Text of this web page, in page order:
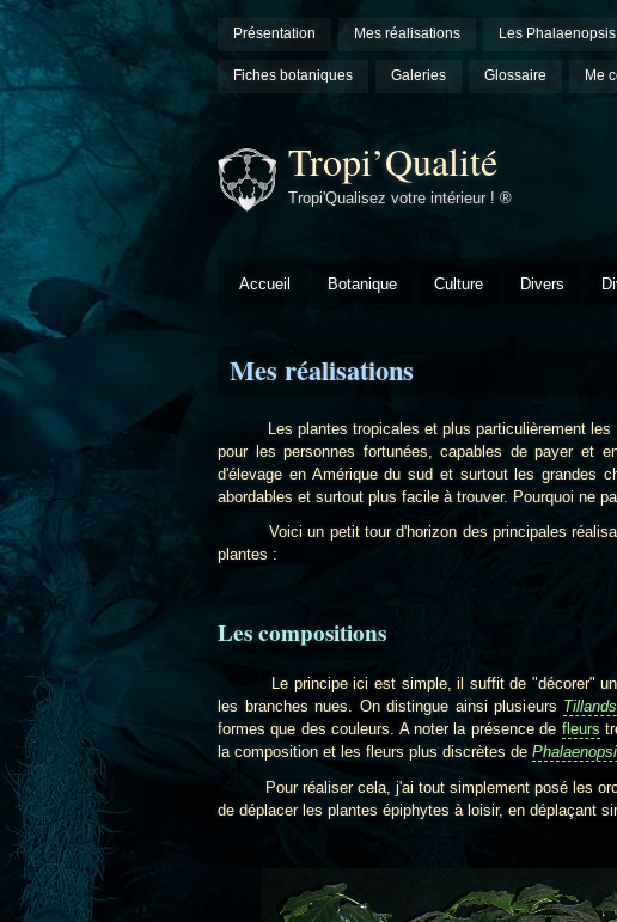
Présentation Mes réalisations Les Phalaenopsis
Fiches botaniques Galeries Glossaire Me
Tropi’Qualité
Tropi'Qualisez votre intérieur ! ®
Accueil Botanique Culture Divers
Mes réalisations
Les plantes tropicales et plus particulièrement les
pour les personnes fortunées, capables de payer et
d'élevage en Amérique du sud et surtout les grandes
abordables et surtout plus facile à trouver. Pourquoi ne
Voici un petit tour d'horizon des principales
plantes :
Les compositions
Le principe ici est simple, il suffit de "décorer" une
les branches nues. On distingue ainsi plusieurs
formes que des couleurs. A noter la présence de fleurs
la composition et les fleurs plus discrètes de
Pour réaliser cela, j'ai tout simplement posé les
de déplacer les plantes épiphytes à loisir, en déplaçant